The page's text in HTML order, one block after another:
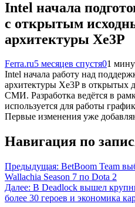
Intel начала
с открытым
архитектуры Xe3P
Ferra.ru5 месяцев спустя01
Intel начала работу над
архитектуры Xe3P в открытых
СМИ. Разработка ведётся в
используется для работы
Первые изменения уже
Навигация по
Предыдущая: BetBoom Team
Wallachia Season 7 по Dota 2
Далее: В Deadlock вышел
более 30 героев и экономика